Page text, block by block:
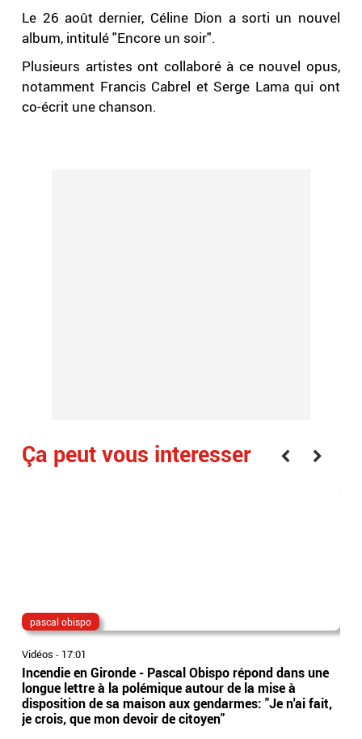
Le 26 août dernier, Céline Dion a sorti un nouvel
album, intitulé "Encore un soir".
Plusieurs artistes ont collaboré à ce nouvel opus,
notamment Francis Cabrel et Serge Lama qui ont
co-écrit une chanson.
Ça peut vous interesser
pascal obispo
Vidéos - 17:01
Incendie en Gironde - Pascal Obispo répond dans une
longue lettre à la polémique autour de la mise à
disposition de sa maison aux gendarmes: "Je n'ai fait,
je crois, que mon devoir de citoyen"